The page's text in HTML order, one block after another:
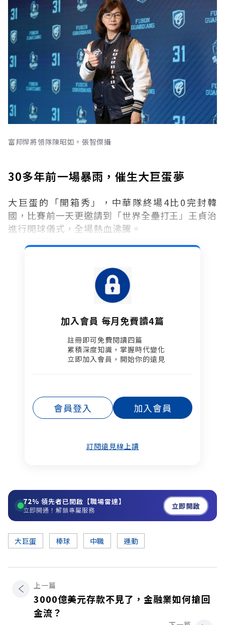
富邦悍將領隊陳昭如。張智傑攝
30多年前一場暴雨，催生大巨蛋夢
大巨蛋的「開箱秀」，中華隊終場4比0完封韓
國，比賽前一天更邀請到「世界全壘打王」王貞治
進行開球儀式，全場熱血沸騰。
加入會員 每月免費讀4篇
註冊即可免費閱讀四篇​
累積深度知識，掌握時代變化​
立即加入會員，開始你的遠見
會員登入 加入會員
訂閱遠見線上讀
72% 領先者已開啟【職場雷達】
立即開通！解鎖專屬服務 立即開啟
大巨蛋 棒球 中職 運動
上一篇
3000億美元存款不見了，金融業如何搶回
金流？